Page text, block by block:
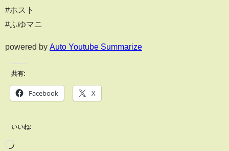
#ホスト
#ふゆマニ
powered by Auto Youtube Summarize
共有:
Facebook X
いいね: